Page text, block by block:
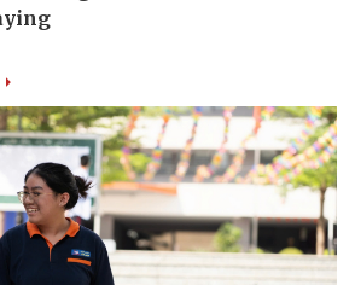
Ô tô - Xe máy
Ô tô
Xe máy